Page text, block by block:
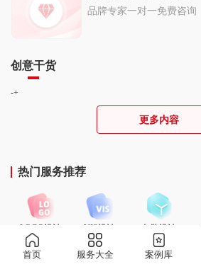
品牌专家一对一免费咨询
创意干货
-+
更多内容
热门服务推荐
LOGO设计 VIS设计 包装设计
首页 服务大全 案例库